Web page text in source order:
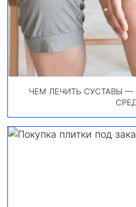
ЧЕМ ЛЕЧИТЬ СУСТАВЫ